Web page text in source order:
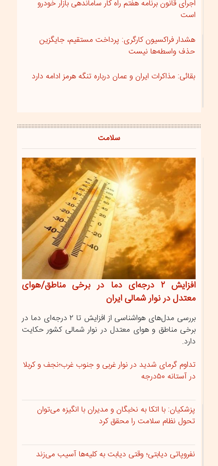
اجرای قانون برنامه هفتم راه کار ساماندهی بازار خودرو
است
هشدار فراکسیون کارگری: پرداخت مستقیم، جایگزین
حذف واسطه‌ها نیست
بقائی: مذاکرات ایران و عمان درباره تنگه هرمز ادامه دارد
سلامت
افزایش ۲ درجه‌ای دما در برخی مناطق/هوای
معتدل در نوار شمالی ایران
بررسی مدل‌های هواشناسی از افزایش تا ۲ درجه‌ای دما در
برخی مناطق و هوای معتدل در نوار شمالی کشور حکایت
دارد.
تداوم گرمای شدید در نوار غربی و جنوب غرب؛نجف و کربلا
در آستانه ۵۰درجه
پزشکیان: با اتکا به نخبگان و مدیران با انگیزه می‌توان
تحول نظام سلامت را محقق کرد
نفروپاتی دیابتی؛ وقتی دیابت به کلیه‌ها آسیب می‌زند